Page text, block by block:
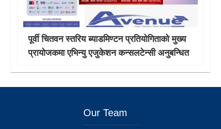
पूर्वी चितवन स्तरिय ब्याडमिण्टन प्रतियोगिताको मुख्य
प्रायोजकमा एभिन्यु एजुकेशन कन्सलटेन्सी अनुबन्धित
Our Team